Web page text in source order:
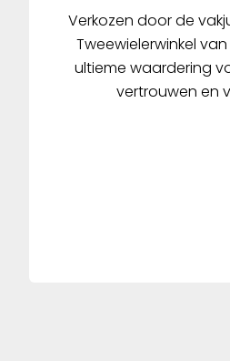
Verkozen door de
Tweewielerwinkel
ultieme waardering
vertrouwen en